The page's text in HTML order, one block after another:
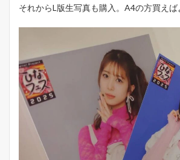
それからL版生写真も購入。A4の方買えば